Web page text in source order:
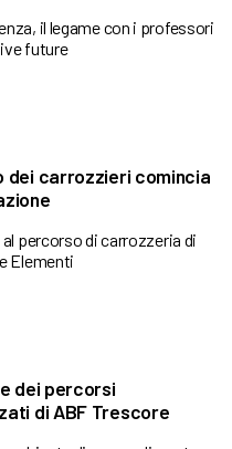
il legame con i professori
future
dei carrozzieri comincia
percorso di carrozzeria di
Elementi
dei percorsi
di ABF Trescore